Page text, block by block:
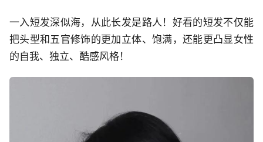
一入短发深似海，从此长发是路人！好看的短发不仅能
把头型和五官修饰的更加立体、饱满，还能更凸显女性
的自我、独立、酷感风格！